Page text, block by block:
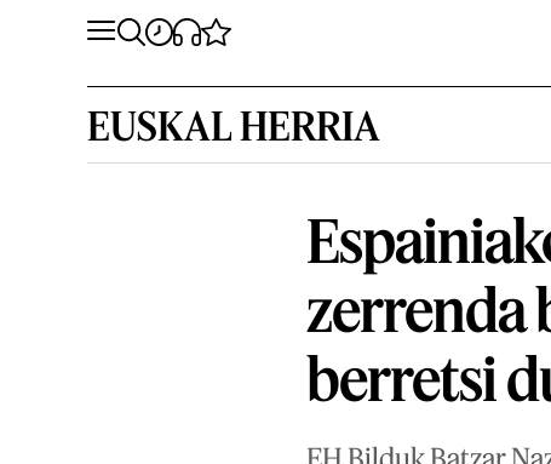
EUSKAL HERRIA
zerrenda
berretsi